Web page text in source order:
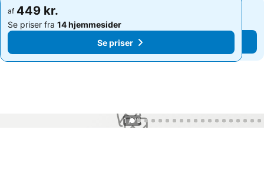
af 449 kr.
Se priser fra 14 hjemmesider
Se priser
af 449 kr.
Se priser fra 14 hjemmesider
Se priser
1 / 79